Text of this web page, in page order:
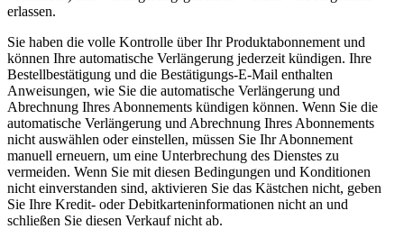
erlassen.
Sie haben die volle Kontrolle über Ihr Produktabonnement und
können Ihre automatische Verlängerung jederzeit kündigen. Ihre
Bestellbestätigung und die Bestätigungs-E-Mail enthalten
Anweisungen, wie Sie die automatische Verlängerung und
Abrechnung Ihres Abonnements kündigen können. Wenn Sie die
automatische Verlängerung und Abrechnung Ihres Abonnements
nicht auswählen oder einstellen, müssen Sie Ihr Abonnement
manuell erneuern, um eine Unterbrechung des Dienstes zu
vermeiden. Wenn Sie mit diesen Bedingungen und Konditionen
nicht einverstanden sind, aktivieren Sie das Kästchen nicht, geben
Sie Ihre Kredit- oder Debitkarteninformationen nicht an und
schließen Sie diesen Verkauf nicht ab.